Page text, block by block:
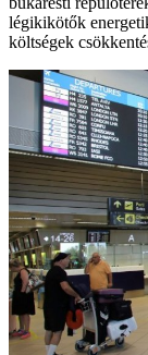
légikikötők
költségek